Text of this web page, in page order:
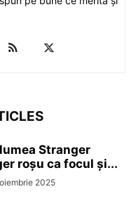
Stranger
roșu ca focul și...
2025